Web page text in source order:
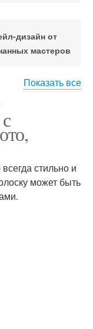
дизайн от
мастеров
Показать все
стильно и
может быть